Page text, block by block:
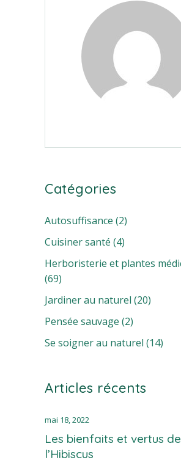
Catégories
Autosuffisance (2)
Cuisiner santé (4)
Herboristerie et plantes
(69)
Jardiner au naturel (20)
Pensée sauvage (2)
Se soigner au naturel (14)
Articles récents
Les bienfaits et vertus de
l’Hibiscus
mai 18, 2022